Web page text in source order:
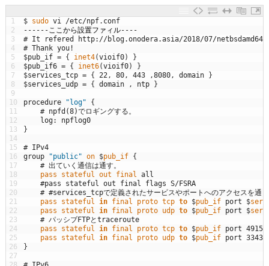
1
2
3
4
5
6
7
8
9
10
11
12
13
14
15
16
17
18
19
20
21
22
23
24
25
26
27
$ sudo vi /etc/npf. conf
-- -- -- ここから設置ファィル-- --
# It refered http://blog.onodera.asia/2018/07/netbsdamd64-
# Thank you!
$pub_if = { inet4(vioif0)
}
$pub_if6 = { inet6(vioif0)
}
$services_tcp = { 22 , 80, 443 ,8080, domain }
$services_udp = { domain , ntp }
procedure "log"
{
# npfd(8)でロギングする。
log:
npflog0
}
# IPv4
group
"public" on $pub_if {
# 出ていく通信は通す。
pass stateful out final
all
#pass stateful out final flags S/FSRA
# #services_tcpで定義されたサービスやポートへのアクセスを通し
pass stateful in final proto tcp to $pub_if port $
pass stateful in final proto udp to $pub_if port $
# パッシブFTPとtraceroute
pass stateful in final proto tcp to $pub_if port 49151
pass stateful in final proto udp to $pub_if port 33434
}